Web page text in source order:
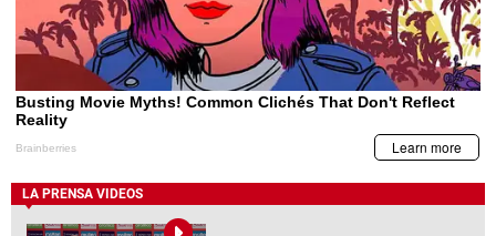
LA PRENSA VIDEOS